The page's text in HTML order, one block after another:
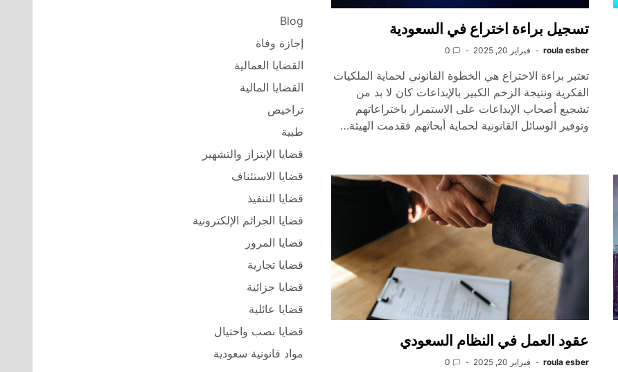
تسجيل براءة اختراع في السعودية
roula esber فبراير 20, 2025 0
تعتبر براءة الاختراع هي الخطوة القانوني لحماية الملكيات
الفكرية ونتيجة الزخم الكبير بالإبداعات كان لا بد من
تشجيع أصحاب الإبداعات على الاستمرار باختراعاتهم
وتوفير الوسائل القانونية لحماية أبحاثهم فقدمت الهيئة…
عقود العمل في النظام السعودي
roula esber فبراير 20, 2025 0
Blog
إجازة وفاة
القضايا العمالية
القضايا المالية
تراخيص
طبية
قضايا الإبتزاز والتشهير
قضايا الاستئناف
قضايا التنفيذ
قضايا الجرائم الإلكترونية
قضايا المرور
قضايا تجارية
قضايا جزائية
قضايا عائلية
قضايا نصب واحتيال
مواد قانونية سعودية